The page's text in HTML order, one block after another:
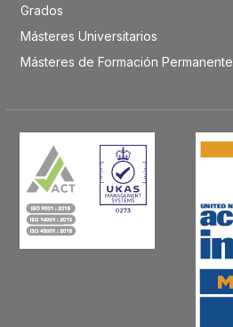
Grados
Másteres Universitarios
Másteres de Formación Permanente